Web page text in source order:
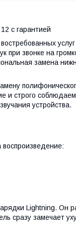
с гарантией
при звонке на
замена
и строго соблюдаем
устройства.
Lightning. Он
сразу замечает